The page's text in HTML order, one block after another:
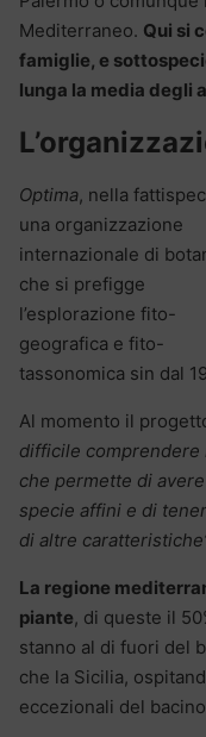
Mediterraneo. Qui si
famiglie, e
lunga la media degli
Optima, nella
una organizzazione
internazionale di
che si prefigge
l’esplorazione fito-
geografica e fito-
tassonomica sin dal
Al momento il
difficile comprendere
che permette di
specie affini e di
di altre
La regione
piante, di queste il
stanno al di fuori del
che la Sicilia,
eccezionali del